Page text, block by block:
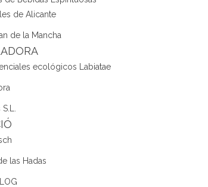
de Alicante
de la Mancha
ecológicos Labiatae
las Hadas